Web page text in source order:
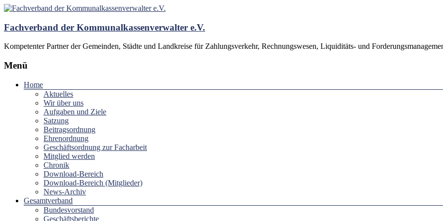
Fachverband der Kommunalkassenverwalter e.V.
Kompetenter Partner der Gemeinden, Städte und Landkreise für Zahlungsverkehr, Rechnungswesen, Liquiditäts- und
Menü
Home
Aktuelles
Wir über uns
Aufgaben und Ziele
Satzung
Beitragsordnung
Ehrenordnung
Geschäftsordnung zur Facharbeit
Mitglied werden
Chronik
Download-Bereich
Download-Bereich (Mitglieder)
News-Archiv
Gesamtverband
Bundesvorstand
Geschäftsberichte